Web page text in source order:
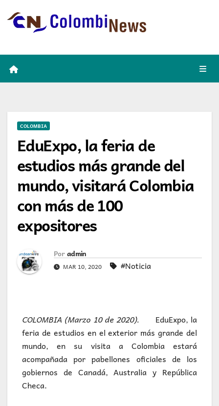
COLOMBIA
EduExpo, la feria de
estudios más grande del
mundo, visitará Colombia
con más de 100
expositores
Por admin
MAR 10, 2020 #Noticia
COLOMBIA (Marzo 10 de 2020). EduExpo, la
feria de estudios en el exterior más grande del
mundo, en su visita a Colombia estará
acompañada por pabellones oficiales de los
gobiernos de Canadá, Australia y República
Checa.